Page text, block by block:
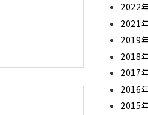
2022
2021
2019
2018
2017
2016
2015